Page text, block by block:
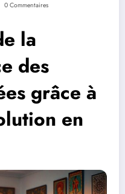
0 Commentaires
la
des
grâce à
en